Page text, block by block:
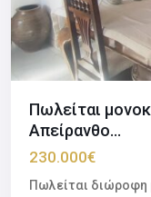
Πωλείται
Απείρανθο...
230.000€
Πωλείται διώροφη